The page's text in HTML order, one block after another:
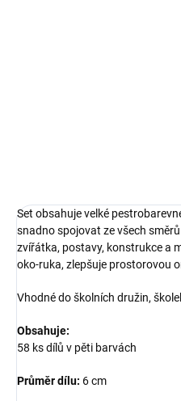
Set obsahuje velké
snadno spojovat ze všech
zvířátka, postavy, konstrukce a
oko-ruka, zlepšuje prostorovou
Vhodné do školních družin,
Obsahuje:
58 ks dílů v pěti barvách
Průměr dílu: 6 cm